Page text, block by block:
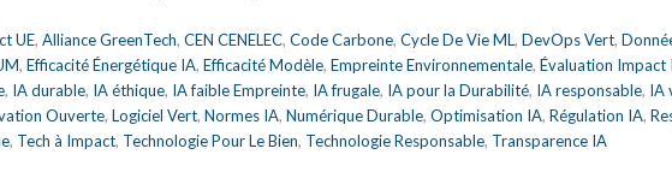
UE, Alliance GreenTech, CEN CENELEC, Code Carbone, Cycle De Vie ML, DevOps Vert,
, Efficacité Énergétique IA, Efficacité Modèle, Empreinte Environnementale, Évaluation Impact
, IA durable, IA éthique, IA faible Empreinte, IA frugale, IA pour la Durabilité, IA responsable, IA
Ouverte, Logiciel Vert, Normes IA, Numérique Durable, Optimisation IA, Régulation IA,
, Tech à Impact, Technologie Pour Le Bien, Technologie Responsable, Transparence IA